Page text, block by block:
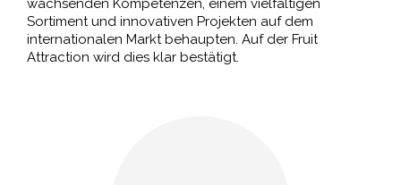
wachsenden Kompetenzen, einem vielfältigen
Sortiment und innovativen Projekten auf dem
internationalen Markt behaupten. Auf der Fruit
Attraction wird dies klar bestätigt.